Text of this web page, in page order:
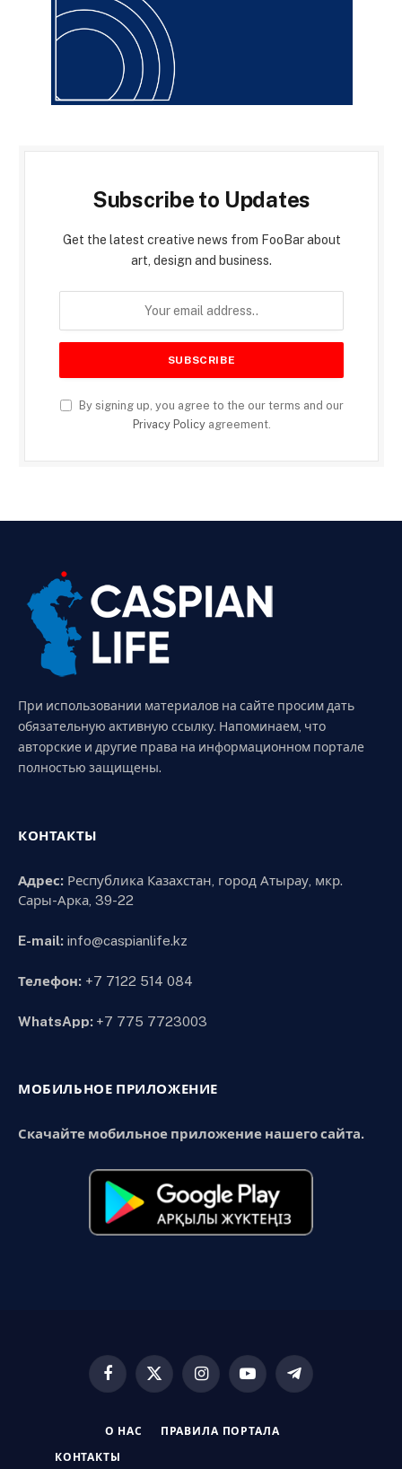
Subscribe to Updates
Get the latest creative news from FooBar about
art, design and business.
By signing up, you agree to the our terms and our
Privacy Policyagreement.
При использовании материалов на сайте просим дать
обязательную активную ссылку. Напоминаем, что
авторские и другие права на информационном портале
полностью защищены.
КОНТАКТЫ
Адрес: Республика Казахстан, город Атырау, мкр.
Сары-Арка, 39-22
E-mail: info@caspianlife.kz
Телефон: +7 7122 514 084
WhatsApp: +7 775 7723003
МОБИЛЬНОЕ ПРИЛОЖЕНИЕ
Скачайте мобильное приложение нашего сайта.
Facebook
X
InstagramYouTubeTelegram
О НАС ПРАВИЛА ПОРТАЛА
КОНТАКТЫ